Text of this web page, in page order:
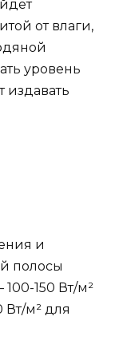
от влаги,
уровень
издавать
и
полосы
150 Вт/м²
Вт/м² для